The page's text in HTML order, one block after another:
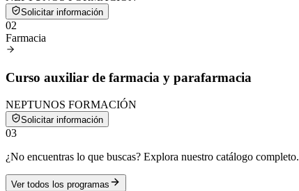
Solicitar información
02
Farmacia
Curso auxiliar de farmacia y parafarmacia
NEPTUNOS FORMACIÓN
Solicitar información
03
¿No encuentras lo que buscas? Explora nuestro catálogo completo.
Ver todos los programas